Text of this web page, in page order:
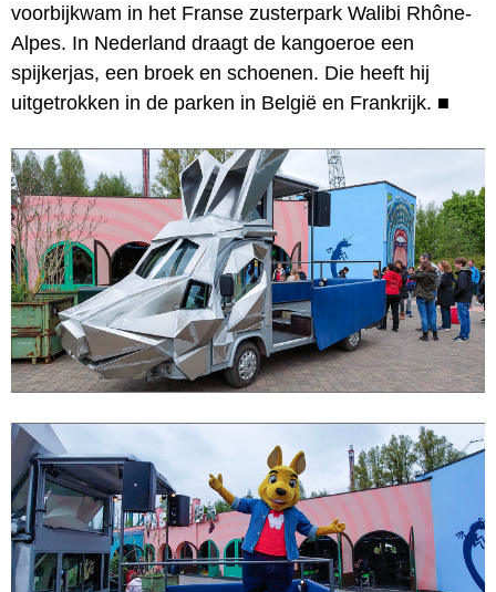
voorbijkwam in het Franse zusterpark Walibi Rhône-
Alpes. In Nederland draagt de kangoeroe een
spijkerjas, een broek en schoenen. Die heeft hij
uitgetrokken in de parken in België en Frankrijk. ■